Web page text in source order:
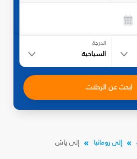
الدرجة
السياحية
ابحث عن الرحلات
إلى رومانيا إلى ياش